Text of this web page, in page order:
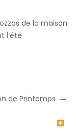
de la maison
l’été
de Printemps